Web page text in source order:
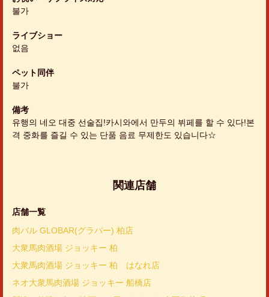
불가
ライブショー
없음
ペット同伴
불가
備考
유행의 네오 대중 선술집!카시와에서 만두의 뷔페를 할 수 있다!본
격 중화를 즐길 수 있는 단품 음료 무제한도 있습니다☆
関連店舗
店舗一覧
肉バル GLOBAR(グラバー) 柏店
大衆馬肉酒場 ジョッキー 柏
大衆馬肉酒場 ジョッキー 柏 はなれ店
ネオ大衆馬肉酒場 ジョッキー 船橋店